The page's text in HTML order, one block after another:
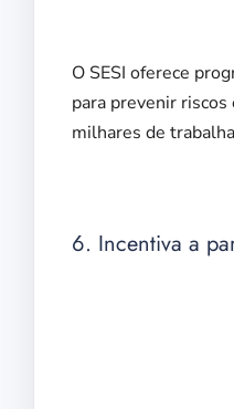
O SESI oferece
para prevenir
milhares de
6. Incentiva a